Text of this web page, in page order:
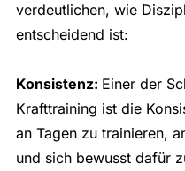
verdeutlichen, wie
entscheidend ist:
Konsistenz: Einer der
Krafttraining ist die
an Tagen zu trainieren,
und sich bewusst dafür